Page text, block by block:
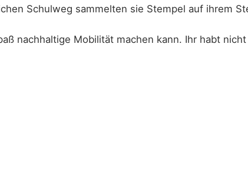
Schulweg sammelten sie Stempel auf ihrem
nachhaltige Mobilität machen kann. Ihr habt